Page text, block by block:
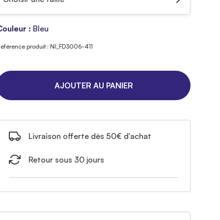
: Bleu
produit : NI_FD3006-411
AJOUTER AU PANIER
Livraison offerte dès 50€ d'achat
Retour sous 30 jours